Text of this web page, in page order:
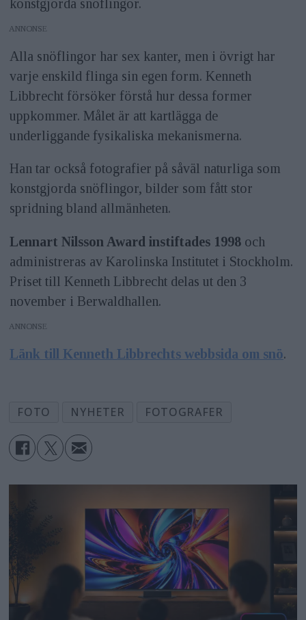
konstgjorda snöflingor.
ANNONS
Alla snöflingor har sex kanter, men i övrigt har
varje enskild flinga sin egen form. Kenneth
Libbrecht försöker förstå hur dessa former
uppkommer. Målet är att kartlägga de
underliggande fysikaliska mekanismerna.
Han tar också fotografier på såväl naturliga som
konstgjorda snöflingor, bilder som fått stor
spridning bland allmänheten.
Lennart Nilsson Award instiftades 1998och
administreras av Karolinska Institutet i Stockholm.
Priset till Kenneth Libbrecht delas ut den 3
november i Berwaldhallen.
ANNONS
Länk till Kenneth Libbrechts webbsida om snö.
FOTO NYHETER FOTOGRAFER